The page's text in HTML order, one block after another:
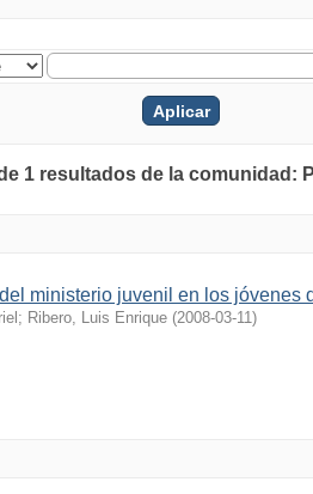
1 resultados de la comunidad:
del ministerio juvenil en los jóvenes
; Ribero, Luis Enrique (2008-03-11)